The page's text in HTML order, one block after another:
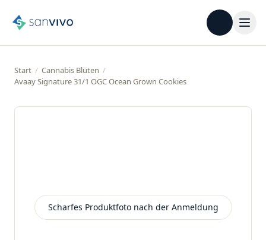
Start / Cannabis Blüten /
Avaay Signature 31/1 OGC Ocean Grown Cookies
Scharfes Produktfoto nach der Anmeldung